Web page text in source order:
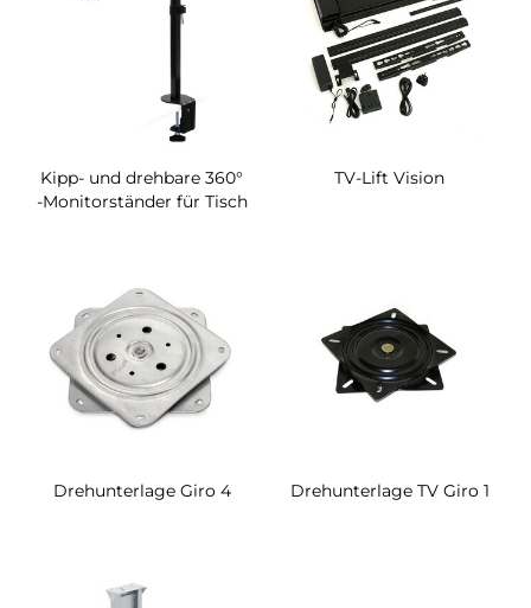
Kipp- und drehbare 360​°
-Monitorständer für Tisch
TV-Lift Vision
Drehunterlage Giro 4 Drehunterlage TV Giro 1